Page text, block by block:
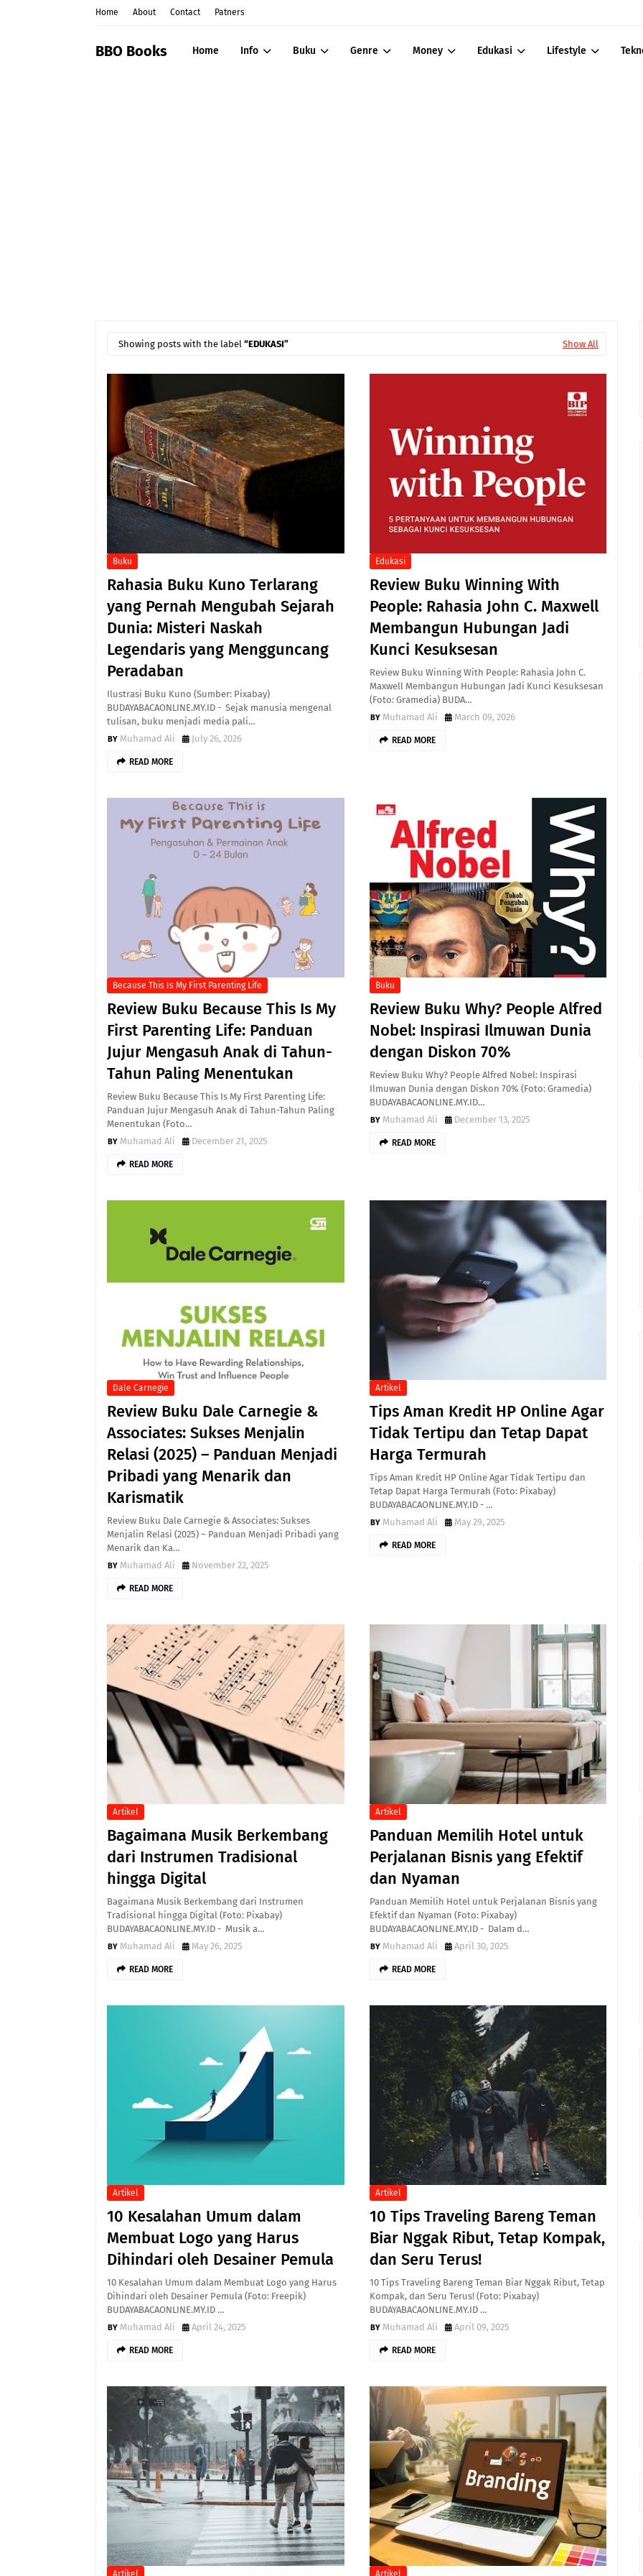
Home About Contact Patners
BBO Books Home Info Buku Genre Money Edukasi Lifestyle
Showing posts with the label EDUKASI Show All
Buku
Rahasia Buku Kuno Terlarang
yang Pernah Mengubah Sejarah
Dunia: Misteri Naskah
Legendaris yang Mengguncang
Peradaban
Ilustrasi Buku Kuno (Sumber: Pixabay)
BUDAYABACAONLINE.MY.ID - Sejak manusia mengenal
tulisan, buku menjadi media pali…
Muhamad Ali
July 26, 2026
READ MORE
Edukasi
Review Buku Winning With
People: Rahasia John C. Maxwell
Membangun Hubungan Jadi
Kunci Kesuksesan
Review Buku Winning With People: Rahasia John C.
Maxwell Membangun Hubungan Jadi Kunci Kesuksesan
(Foto: Gramedia) BUDA…
Muhamad Ali
March 09, 2026
READ MORE
Because This Is My First Parenting Life
Review Buku Because This Is My
First Parenting Life: Panduan
Jujur Mengasuh Anak di Tahun-
Tahun Paling Menentukan
Review Buku Because This Is My First Parenting Life:
Panduan Jujur Mengasuh Anak di Tahun-Tahun Paling
Menentukan (Foto…
Muhamad Ali
December 21, 2025
READ MORE
Buku
Review Buku Why? People Alfred
Nobel: Inspirasi Ilmuwan Dunia
dengan Diskon 70%
Review Buku Why? People Alfred Nobel: Inspirasi
Ilmuwan Dunia dengan Diskon 70% (Foto: Gramedia)
BUDAYABACAONLINE.MY.ID…
Muhamad Ali
December 13, 2025
READ MORE
Dale Carnegie
Review Buku Dale Carnegie &
Associates: Sukses Menjalin
Relasi (2025) – Panduan Menjadi
Pribadi yang Menarik dan
Karismatik
Review Buku Dale Carnegie & Associates: Sukses
Menjalin Relasi (2025) – Panduan Menjadi Pribadi yang
Menarik dan Ka…
Muhamad Ali
November 22, 2025
READ MORE
Artikel
Tips Aman Kredit HP Online Agar
Tidak Tertipu dan Tetap Dapat
Harga Termurah
Tips Aman Kredit HP Online Agar Tidak Tertipu dan
Tetap Dapat Harga Termurah (Foto: Pixabay)
BUDAYABACAONLINE.MY.ID - …
Muhamad Ali
May 29, 2025
READ MORE
Artikel
Bagaimana Musik Berkembang
dari Instrumen Tradisional
hingga Digital
Bagaimana Musik Berkembang dari Instrumen
Tradisional hingga Digital (Foto: Pixabay)
BUDAYABACAONLINE.MY.ID - Musik a…
Muhamad Ali
May 26, 2025
READ MORE
Artikel
Panduan Memilih Hotel untuk
Perjalanan Bisnis yang Efektif
dan Nyaman
Panduan Memilih Hotel untuk Perjalanan Bisnis yang
Efektif dan Nyaman (Foto: Pixabay)
BUDAYABACAONLINE.MY.ID - Dalam d…
Muhamad Ali
April 30, 2025
READ MORE
Artikel
10 Kesalahan Umum dalam
Membuat Logo yang Harus
Dihindari oleh Desainer Pemula
10 Kesalahan Umum dalam Membuat Logo yang Harus
Dihindari oleh Desainer Pemula (Foto: Freepik)
BUDAYABACAONLINE.MY.ID …
Muhamad Ali
April 24, 2025
READ MORE
Artikel
10 Tips Traveling Bareng Teman
Biar Nggak Ribut, Tetap Kompak,
dan Seru Terus!
10 Tips Traveling Bareng Teman Biar Nggak Ribut, Tetap
Kompak, dan Seru Terus! (Foto: Pixabay)
BUDAYABACAONLINE.MY.ID …
Muhamad Ali
April 09, 2025
READ MORE
Artikel Artikel